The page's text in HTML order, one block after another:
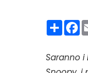
Saranno i